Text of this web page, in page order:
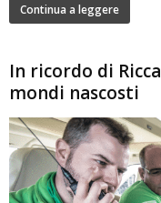
Continua a leggere
In ricordo di
mondi nascosti